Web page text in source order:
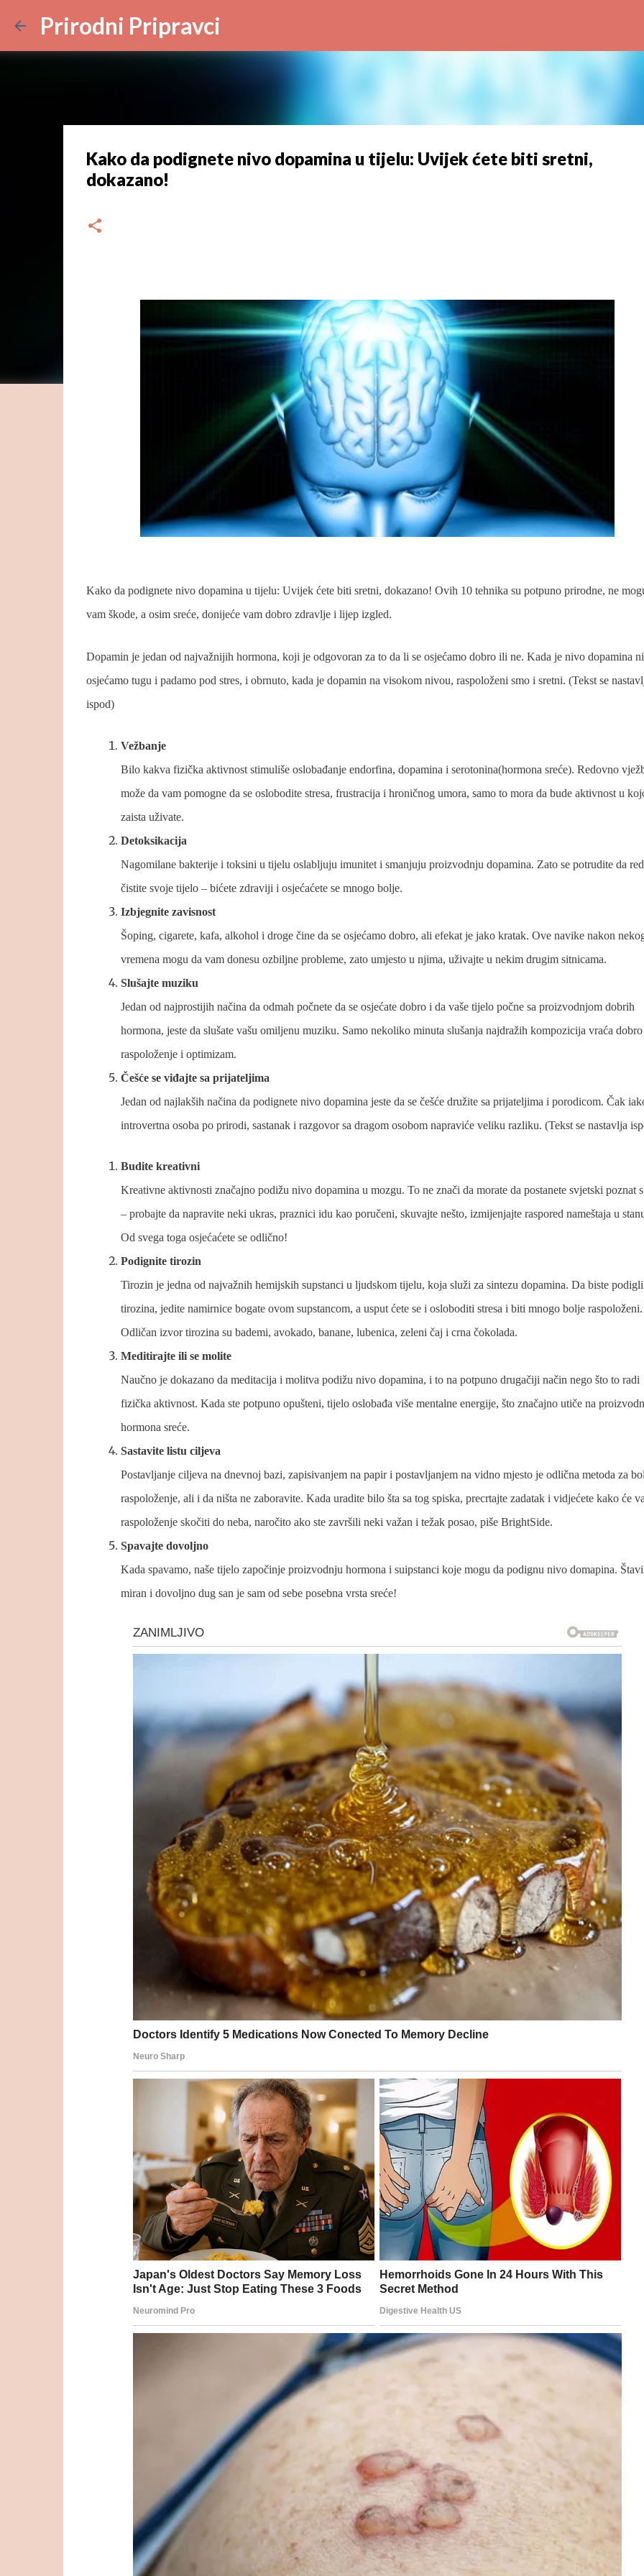
Prirodni Pripravci
Kako da podignete nivo dopamina u tijelu: Uvijek ćete biti sretni,
dokazano!
Kako da podignete nivo dopamina u tijelu: Uvijek ćete biti sretni, dokazano! Ovih 10 tehnika su potpuno prirodne, ne
vam škode, a osim sreće, donijeće vam dobro zdravlje i lijep izgled.
Dopamin je jedan od najvažnijih hormona, koji je odgovoran za to da li se osjećamo dobro ili ne. Kada je nivo dopamina
osjećamo tugu i padamo pod stres, i obrnuto, kada je dopamin na visokom nivou, raspoloženi smo i sretni. (Tekst se
ispod)
Vežbanje
Bilo kakva fizička aktivnost stimuliše oslobađanje endorfina, dopamina i serotonina(hormona sreće). Redovno
može da vam pomogne da se oslobodite stresa, frustracija i hroničnog umora, samo to mora da bude aktivnost u
zaista uživate.
Detoksikacija
Nagomilane bakterije i toksini u tijelu oslabljuju imunitet i smanjuju proizvodnju dopamina. Zato se potrudite da
čistite svoje tijelo – bićete zdraviji i osjećaćete se mnogo bolje.
Izbjegnite zavisnost
Šoping, cigarete, kafa, alkohol i droge čine da se osjećamo dobro, ali efekat je jako kratak. Ove navike nakon
vremena mogu da vam donesu ozbiljne probleme, zato umjesto u njima, uživajte u nekim drugim sitnicama.
Slušajte muziku
Jedan od najprostijih načina da odmah počnete da se osjećate dobro i da vaše tijelo počne sa proizvodnjom dobrih
hormona, jeste da slušate vašu omiljenu muziku. Samo nekoliko minuta slušanja najdražih kompozicija vraća dobro
raspoloženje i optimizam.
Češće se viđajte sa prijateljima
Jedan od najlakših načina da podignete nivo dopamina jeste da se češće družite sa prijateljima i porodicom. Čak
introvertna osoba po prirodi, sastanak i razgovor sa dragom osobom napraviće veliku razliku. (Tekst se nastavlja
Budite kreativni
Kreativne aktivnosti značajno podižu nivo dopamina u mozgu. To ne znači da morate da postanete svjetski poznat
– probajte da napravite neki ukras, praznici idu kao poručeni, skuvajte nešto, izmijenjajte raspored nameštaja u
Od svega toga osjećaćete se odlično!
Podignite tirozin
Tirozin je jedna od najvažnih hemijskih supstanci u ljudskom tijelu, koja služi za sintezu dopamina. Da biste
tirozina, jedite namirnice bogate ovom supstancom, a usput ćete se i osloboditi stresa i biti mnogo bolje raspoloženi.
Odličan izvor tirozina su bademi, avokado, banane, lubenica, zeleni čaj i crna čokolada.
Meditirajte ili se molite
Naučno je dokazano da meditacija i molitva podižu nivo dopamina, i to na potpuno drugačiji način nego što to radi
fizička aktivnost. Kada ste potpuno opušteni, tijelo oslobađa više mentalne energije, što značajno utiče na
hormona sreće.
Sastavite listu ciljeva
Postavljanje ciljeva na dnevnoj bazi, zapisivanjem na papir i postavljanjem na vidno mjesto je odlična metoda za
raspoloženje, ali i da ništa ne zaboravite. Kada uradite bilo šta sa tog spiska, precrtajte zadatak i vidjećete kako će
raspoloženje skočiti do neba, naročito ako ste završili neki važan i težak posao, piše BrightSide.
Spavajte dovoljno
Kada spavamo, naše tijelo započinje proizvodnju hormona i suipstanci koje mogu da podignu nivo domapina.
miran i dovoljno dug san je sam od sebe posebna vrsta sreće!